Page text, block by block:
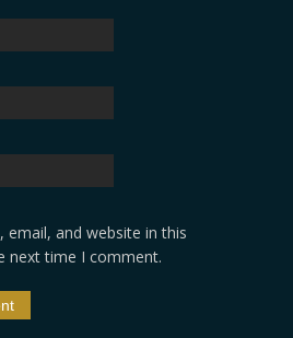
email, and website in this
next time I comment.